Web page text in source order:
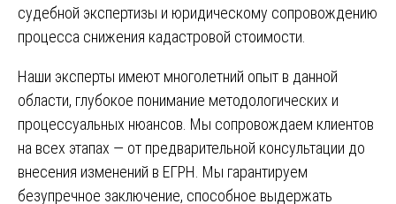
судебной экспертизы и юридическому сопровождению
процесса снижения кадастровой стоимости.
Наши эксперты имеют многолетний опыт в данной
области, глубокое понимание методологических и
процессуальных нюансов. Мы сопровождаем клиентов
на всех этапах — от предварительной консультации до
внесения изменений в ЕГРН. Мы гарантируем
безупречное заключение, способное выдержать